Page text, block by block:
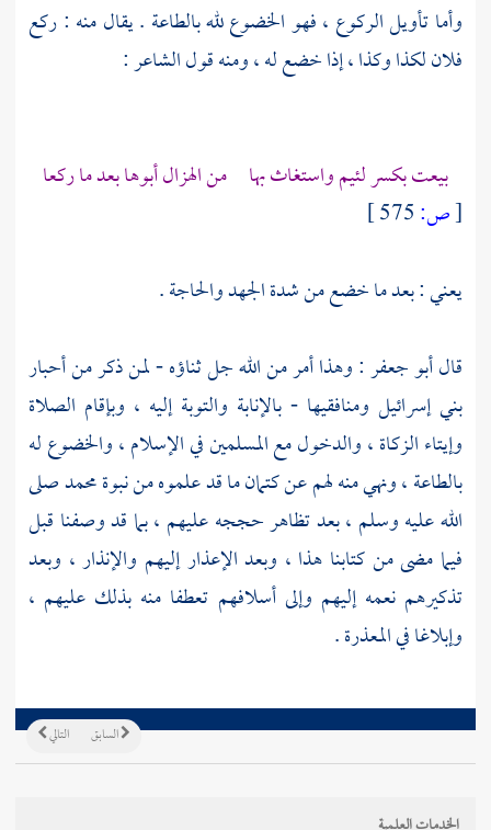
وأما تأويل الركوع ، فهو الخضوع لله بالطاعة . يقال منه : ركع
فلان لكذا وكذا ، إذا خضع له ، ومنه قول الشاعر :
بيعت بكسر لئيم واستغاث بها من الهزال أبوها بعد ما ركعا
[ص:
يعني : بعد ما خضع من شدة الجهد والحاجة .
قالأبو جعفر :وهذا أمر من الله جل ثناؤه - لمن ذكر من أحبار
بني إسرائيل ومنافقيها - بالإنابة والتوبة إليه ، وبإقام الصلاة
وإيتاء الزكاة ، والدخول مع المسلمين في الإسلام ، والخضوع له
بالطاعة ، ونهي منه لهم عن كتمان ما قد علموه من نبوةمحمدصلى
الله عليه وسلم ، بعد تظاهر حججه عليهم ، بما قد وصفنا قبل
فيما مضى من كتابنا هذا ، وبعد الإعذار إليهم والإنذار ، وبعد
تذكيرهم نعمه إليهم وإلى أسلافهم تعطفا منه بذلك عليهم ،
وإبلاغا في المعذرة .
التالي السابق